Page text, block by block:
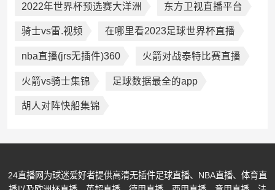
2022年世界杯预选赛大洋洲 东方卫视直播平台
骑士vs雷.视频 在哪里看2023足球世界杯直播
nba直播(jrs无插件)360 火箭对战泰特比赛直播
火箭vs骑士集锦 足球数据最全的app
胡人对阵快船集锦
24直播网为球迷爱好者提供高清无插件足球直播、NBA直播、体育直